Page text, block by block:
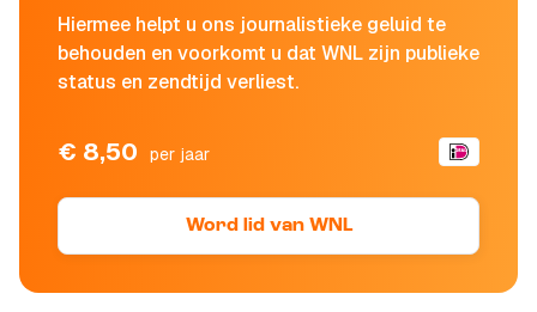
Hiermee helpt u ons journalistieke geluid te
behouden en voorkomt u dat WNL zijn publieke
status en zendtijd verliest.
€ 8,50 per jaar
Word lid van WNL